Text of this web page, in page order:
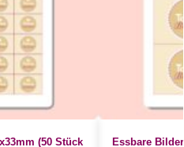
(50 Stück
Essbare